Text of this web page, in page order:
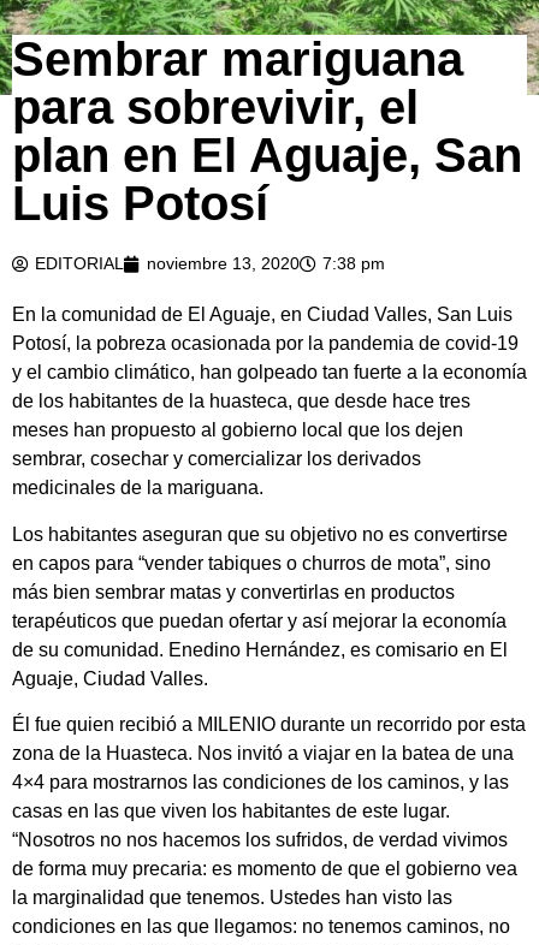
Sembrar mariguana
para sobrevivir, el
plan en El Aguaje, San
Luis Potosí
EDITORIAL noviembre 13, 2020 7:38 pm
En la comunidad de El Aguaje, en Ciudad Valles, San Luis
Potosí, la pobreza ocasionada por la pandemia de covid-19
y el cambio climático, han golpeado tan fuerte a la economía
de los habitantes de la huasteca, que desde hace tres
meses han propuesto al gobierno local que los dejen
sembrar, cosechar y comercializar los derivados
medicinales de la mariguana.
Los habitantes aseguran que su objetivo no es convertirse
en capos para “vender tabiques o churros de mota”, sino
más bien sembrar matas y convertirlas en productos
terapéuticos que puedan ofertar y así mejorar la economía
de su comunidad. Enedino Hernández, es comisario en El
Aguaje, Ciudad Valles.
Él fue quien recibió a MILENIO durante un recorrido por esta
zona de la Huasteca. Nos invitó a viajar en la batea de una
4×4 para mostrarnos las condiciones de los caminos, y las
casas en las que viven los habitantes de este lugar.
“Nosotros no nos hacemos los sufridos, de verdad vivimos
de forma muy precaria: es momento de que el gobierno vea
la marginalidad que tenemos. Ustedes han visto las
condiciones en las que llegamos: no tenemos caminos, no